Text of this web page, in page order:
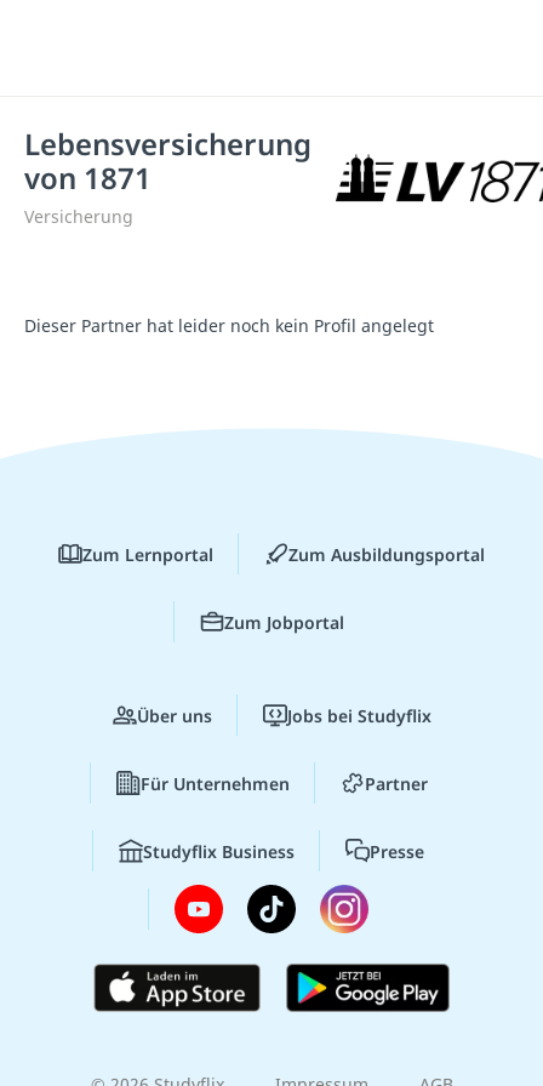
Lebensversicherung
von 1871
Versicherung
Dieser Partner hat leider noch kein Profil angelegt
Zum Lernportal Zum Ausbildungsportal
Zum Jobportal
Über uns Jobs bei Studyflix
Für Unternehmen Partner
Studyflix Business Presse